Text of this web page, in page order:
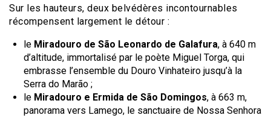
Sur les hauteurs, deux belvédères incontournables
récompensent largement le détour :
le Miradouro de São Leonardo de Galafura, à 640 m
d’altitude, immortalisé par le poète Miguel Torga, qui
embrasse l’ensemble du Douro Vinhateiro jusqu’à la
Serra do Marão ;
le Miradouro e Ermida de São Domingos, à 663 m,
panorama vers Lamego, le sanctuaire de Nossa Senhora